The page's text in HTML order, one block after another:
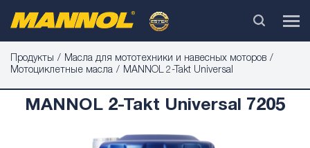
Продукты
Масла для мототехники и навесных моторов
Мотоциклетные масла
MANNOL 2-Takt Universal
MANNOL 2-Takt Universal 7205